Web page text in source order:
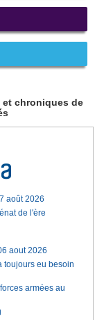
chroniques de
août 2026
de l'ère
aout 2026
toujours eu besoin
armées au